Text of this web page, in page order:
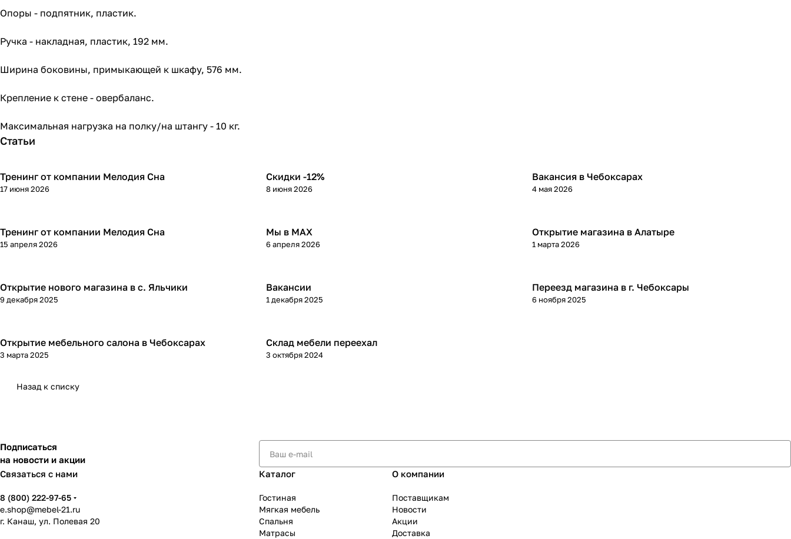
Опоры - подпятник, пластик.
Ручка - накладная, пластик, 192 мм.
Ширина боковины, примыкающей к шкафу, 576 мм.
Крепление к стене - овербаланс.
Максимальная нагрузка на полку/на штангу - 10 кг.
Статьи
Тренинг от компании Мелодия Сна
17 июня 2026
Скидки -12%
8 июня 2026
Вакансия в Чебоксарах
4 мая 2026
Тренинг от компании Мелодия Сна
15 апреля 2026
Мы в МАХ
6 апреля 2026
Открытие магазина в Алатыре
1 марта 2026
Открытие нового магазина в с. Яльчики
9 декабря 2025
Вакансии
1 декабря 2025
Переезд магазина в г. Чебоксары
6 ноября 2025
Открытие мебельного салона в Чебоксарах
3 марта 2025
Склад мебели переехал
3 октября 2024
Назад к списку
Подписаться
на новости и акции
Связаться с нами
8 (800) 222-97-65
e.shop@mebel-21.ru
г. Канаш, ул. Полевая 20
Каталог
Гостиная
Мягкая мебель
Спальня
Матрасы
О компании
Поставщикам
Новости
Акции
Доставка